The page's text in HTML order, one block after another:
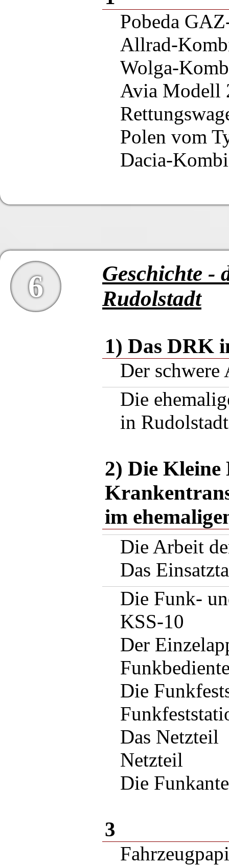
Pobeda
Allrad-
Wolga-
Avia Modell
Polen vom
Dacia-
6
Geschichte -
Rudolstadt
1) Das DRK
Der schwere
Die
in
2) Die Kleine
im
Die Arbeit
Das
Die Funk-
KSS-10
Der
Die
Das Netzteil
Netzteil
Die
3